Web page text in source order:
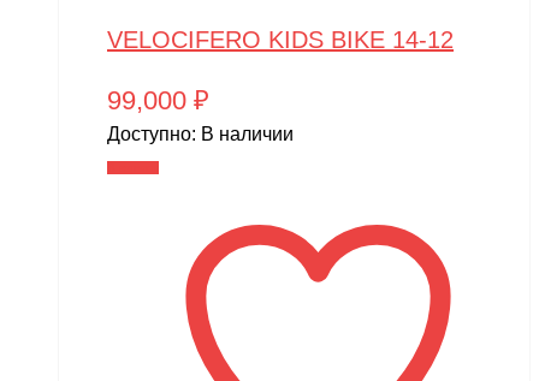
VELOCIFERO KIDS BIKE 14-12
99,000 ₽
Доступно: В наличии